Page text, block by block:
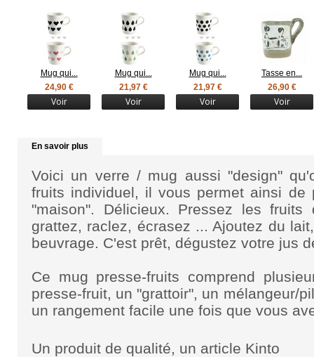
Mug qui...
24,90 €
Voir
Mug qui...
21,97 €
Voir
Mug qui...
21,97 €
Voir
Tasse en...
26,90 €
Voir
En savoir plus
Voici un verre / mug aussi "design"
fruits individuel, il vous permet ainsi de
"maison". Délicieux. Pressez les
grattez, raclez, écrasez ... Ajoutez du
beuvrage. C'est prêt, dégustez votre jus
Ce mug presse-fruits comprend
presse-fruit, un "grattoir", un mélangeur/
un rangement facile une fois que vous
Un produit de qualité, un article Kinto